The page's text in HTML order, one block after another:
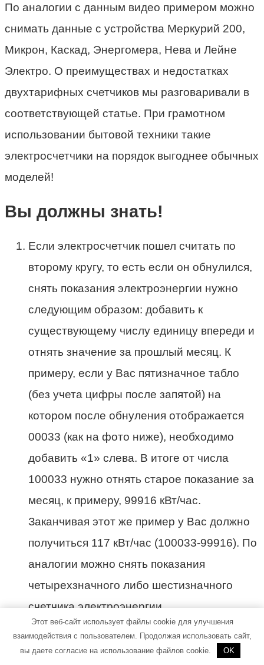
По аналогии с данным видео примером можно
снимать данные с устройства Меркурий 200,
Микрон, Каскад, Энергомера, Нева и Лейне
Электро. О преимуществах и недостатках
двухтарифных счетчиков мы разговаривали в
соответствующей статье. При грамотном
использовании бытовой техники такие
электросчетчики на порядок выгоднее обычных
моделей!
Вы должны знать!
Если электросчетчик пошел считать по
второму кругу, то есть если он обнулился,
снять показания электроэнергии нужно
следующим образом: добавить к
существующему числу единицу впереди и
отнять значение за прошлый месяц. К
примеру, если у Вас пятизначное табло
(без учета цифры после запятой) на
котором после обнуления отображается
00033 (как на фото ниже), необходимо
добавить «1» слева. В итоге от числа
100033 нужно отнять старое показание за
месяц, к примеру, 99916 кВт/час.
Заканчивая этот же пример у Вас должно
получиться 117 кВт/час (100033-99916). По
аналогии можно снять показания
четырехзначного либо шестизначного
счетчика электроэнергии.
Если на
механическом
Этот веб-сайт использует файлы cookie для улучшения
взаимодействия с пользователем. Продолжая использовать сайт,
вы даете согласие на использование файлов cookie.
OK